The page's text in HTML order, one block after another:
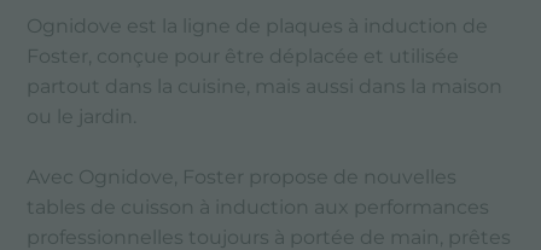
Ognidove est la ligne de plaques à induction de
Foster, conçue pour être déplacée et utilisée
partout dans la cuisine, mais aussi dans la maison
ou le jardin.
Avec Ognidove, Foster propose de nouvelles
tables de cuisson à induction aux performances
professionnelles toujours à portée de main, prêtes